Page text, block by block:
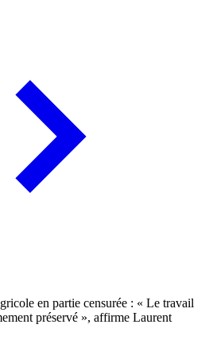
en partie censurée : « Le travail
préservé », affirme Laurent